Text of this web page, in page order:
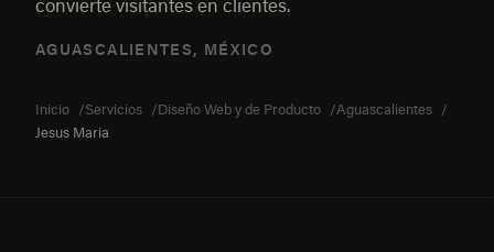
convierte visitantes en clientes.
AGUASCALIENTES, MÉXICO
Inicio Servicios Diseño Web y de Producto
Aguascalientes
Jesus Maria